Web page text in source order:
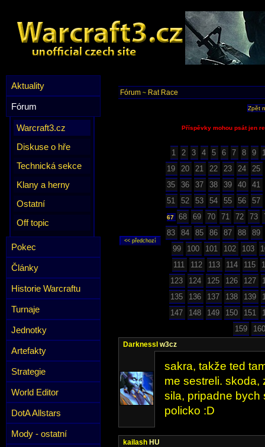
Aktuality
Fórum
Warcraft3.cz
Diskuse o hře
Technická sekce
Klany a herny
Ostatní
Off topic
Pokec
Články
Historie Warcraftu
Turnaje
Jednotky
Artefakty
Strategie
World Editor
DotA Allstars
Mody - ostatní
Fórum ~ Rat Race
Zpět
Příspěvky mohou psát jen
1 2 3 4 5 6 7 8 9
19
20 21 22 23 24
25
35
36 37 38 39 40
41
51
52 53 54 55 56 57
67 68 69 70 71 72 73
83
84 85 86 87 88
89
99
100 101 102 103
111
112 113 114 115
123
124 125 126 127
135
136 137 138 139
147
148 149 150 151
159
160
DarknessI w3cz
sakra, takže ted
me sestreli. skoda,
sila, pripadne bych
policko :D
kailash HU